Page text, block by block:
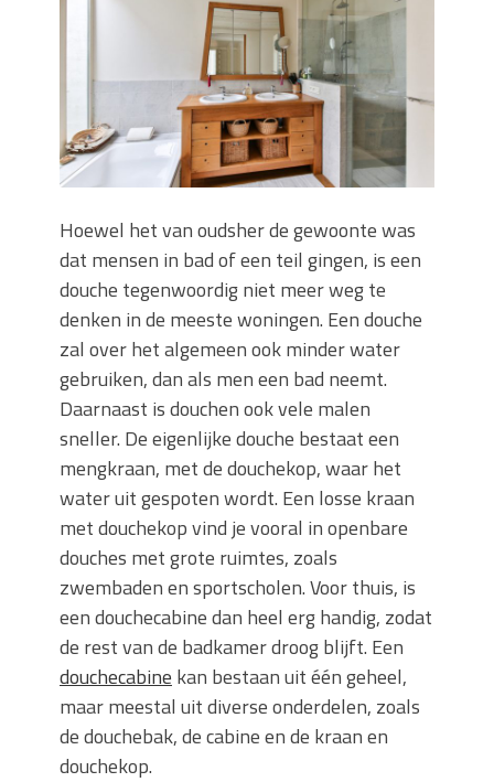
Wanneer moet je een specialist
inschakelen bij rioolproblemen?
Slimme oplossingen voor lekkages en
Betonplex: Het Veelzijdige
Plaatmateriaal voor Moderne Projecten
Woonstijlen die perfect passen bij
Oma weet raadt bij cementsluier:
natuurlijke oplossingen
Hoewel het van oudsher de gewoonte was
dat mensen in bad of een teil gingen, is een
douche tegenwoordig niet meer weg te
denken in de meeste woningen. Een douche
zal over het algemeen ook minder water
gebruiken, dan als men een bad neemt.
Daarnaast is douchen ook vele malen
sneller. De eigenlijke douche bestaat een
mengkraan, met de douchekop, waar het
water uit gespoten wordt. Een losse kraan
met douchekop vind je vooral in openbare
douches met grote ruimtes, zoals
zwembaden en sportscholen. Voor thuis, is
een douchecabine dan heel erg handig, zodat
de rest van de badkamer droog blijft. Een
douchecabine kan bestaan uit één geheel,
maar meestal uit diverse onderdelen, zoals
de douchebak, de cabine en de kraan en
douchekop.